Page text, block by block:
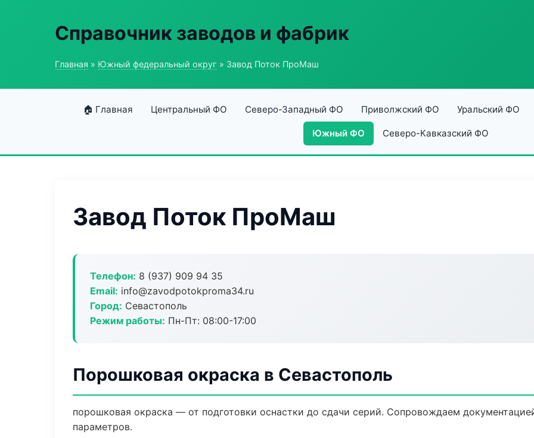
Справочник заводов и фабрик
Главная » Южный федеральный округ » Завод Поток ПроМаш
🏠 Главная Центральный ФО Северо-Западный ФО Приволжский ФО Уральский ФО
Южный ФО Северо-Кавказский ФО
Завод Поток ПроМаш
Телефон: 8 (937) 909 94 35
Email: info@zavodpotokproma34.ru
Город: Севастополь
Режим работы: Пн-Пт: 08:00-17:00
Порошковая окраска в Севастополь
порошковая окраска — от подготовки оснастки до сдачи серий. Сопровождаем
параметров.